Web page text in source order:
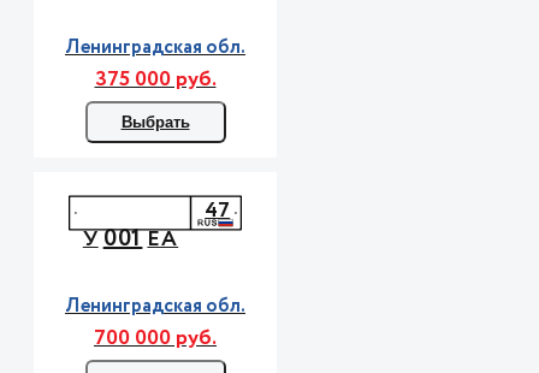
Ленинградская обл.
375 000 руб.
Выбрать
У001ЕА
47
Ленинградская обл.
700 000 руб.